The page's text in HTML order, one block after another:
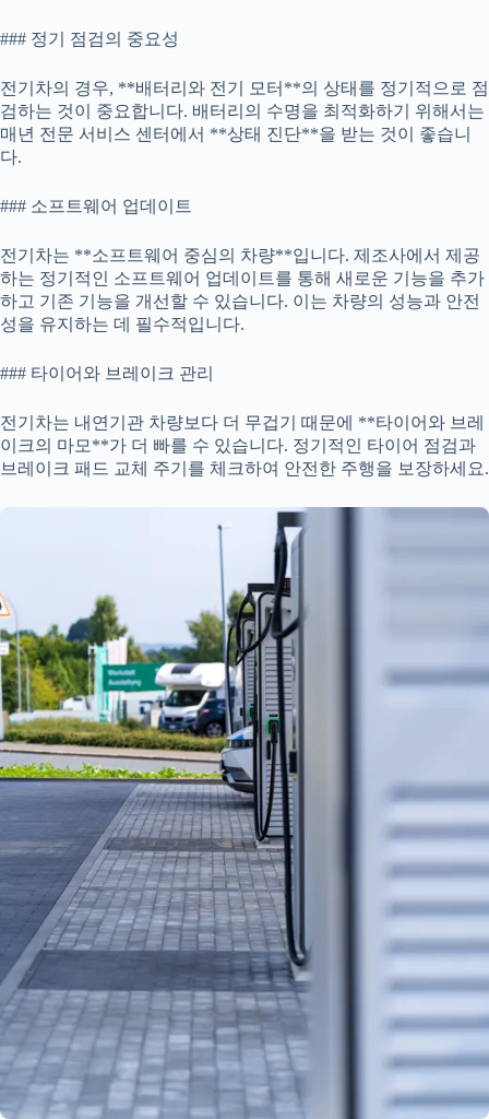
### 정기 점검의 중요성
전기차의 경우, **배터리와 전기 모터**의 상태를 정기적으로 점
검하는 것이 중요합니다. 배터리의 수명을 최적화하기 위해서는
매년 전문 서비스 센터에서 **상태 진단**을 받는 것이 좋습니
다.
### 소프트웨어 업데이트
전기차는 **소프트웨어 중심의 차량**입니다. 제조사에서 제공
하는 정기적인 소프트웨어 업데이트를 통해 새로운 기능을 추가
하고 기존 기능을 개선할 수 있습니다. 이는 차량의 성능과 안전
성을 유지하는 데 필수적입니다.
### 타이어와 브레이크 관리
전기차는 내연기관 차량보다 더 무겁기 때문에 **타이어와 브레
이크의 마모**가 더 빠를 수 있습니다. 정기적인 타이어 점검과
브레이크 패드 교체 주기를 체크하여 안전한 주행을 보장하세요.